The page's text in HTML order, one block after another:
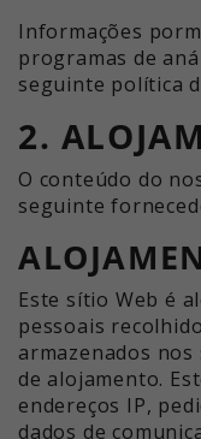
Informações
programas de
seguinte política
2.
O conteúdo do
seguinte
Este sítio Web é
pessoais
armazenados
de alojamento.
endereços IP,
dados de